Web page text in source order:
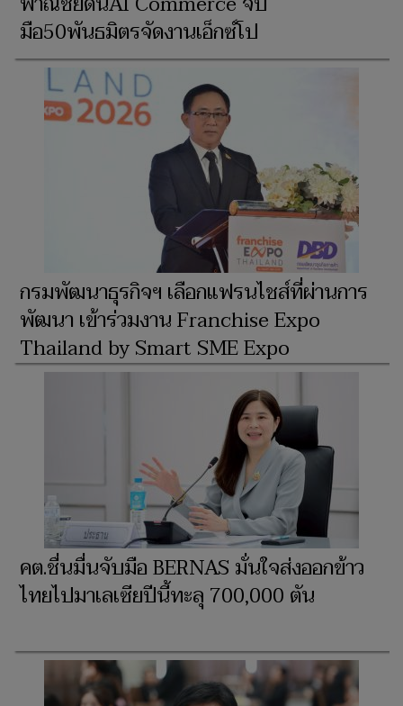
มือ50พันธมิตรจัดงานเอ็กซ์โป
กรมพัฒนาธุรกิจฯ เลือกแฟรนไชส์ที่ผ่านการ
พัฒนา เข้าร่วมงาน Franchise Expo
Thailand by Smart SME Expo
คต.ชื่นมื่นจับมือ BERNAS มั่นใจส่งออกข้าว
ไทยไปมาเลเซียปีนี้ทะลุ 700,000 ตัน